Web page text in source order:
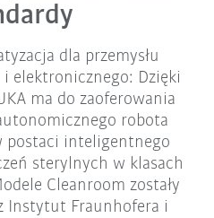
dla przemysłu
i elektronicznego: Dzięki
ma do zaoferowania
robota
postaci inteligentnego
sterylnych w klasach
Cleanroom zostały
Instytut Fraunhofera i